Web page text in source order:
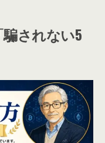
されない5